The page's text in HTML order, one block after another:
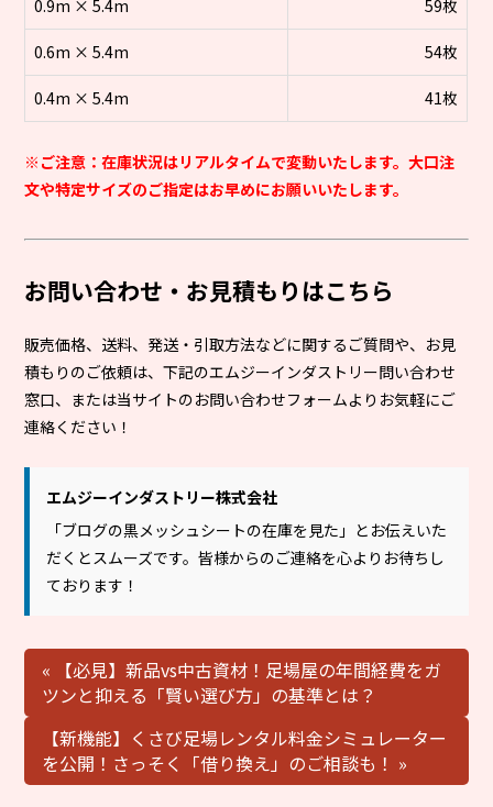
0.9m × 5.4m 59枚
0.6m × 5.4m 54枚
0.4m × 5.4m 41枚
※ご注意：在庫状況はリアルタイムで変動いたします。大口注
文や特定サイズのご指定はお早めにお願いいたします。
お問い合わせ・お見積もりはこちら
販売価格、送料、発送・引取方法などに関するご質問や、お見
積もりのご依頼は、下記のエムジーインダストリー問い合わせ
窓口、または当サイトのお問い合わせフォームよりお気軽にご
連絡ください！
エムジーインダストリー株式会社
「ブログの黒メッシュシートの在庫を見た」とお伝えいた
だくとスムーズです。皆様からのご連絡を心よりお待ちし
ております！
« 【必見】新品vs中古資材！足場屋の年間経費をガ
ツンと抑える「賢い選び方」の基準とは？
【新機能】くさび足場レンタル料金シミュレーター
を公開！さっそく「借り換え」のご相談も！ »